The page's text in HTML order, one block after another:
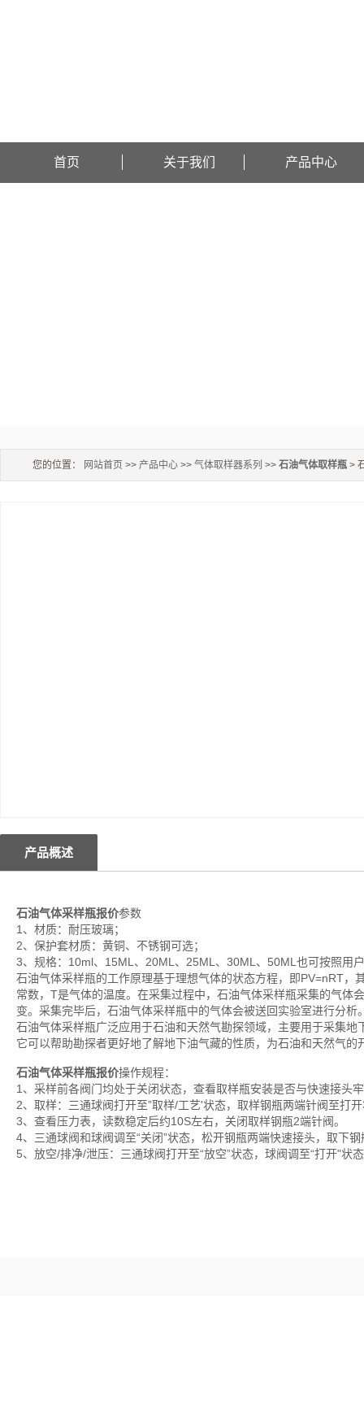
首页 关于我们 产品中心
您的位置： 网站首页 >> 产品中心 >> 气体取样器系列 >> 石油气体取样瓶 >
产品概述
石油气体采样瓶报价参数
1、材质：耐压玻璃；
2、保护套材质：黄铜、不锈钢可选；
3、规格：10ml、15ML、20ML、25ML、30ML、50ML也可按照用
石油气体采样瓶的工作原理基于理想气体的状态方程，即PV=nRT
常数，T是气体的温度。在采集过程中，石油气体采样瓶采集的气体
变。采集完毕后，石油气体采样瓶中的气体会被送回实验室进行分析
石油气体采样瓶广泛应用于石油和天然气勘探领域，主要用于采集
它可以帮助勘探者更好地了解地下油气藏的性质，为石油和天然气的
石油气体采样瓶报价操作规程：
1、采样前各阀门均处于关闭状态，查看取样瓶安装是否与快速接头
2、取样：三通球阀打开至”取样/工艺'状态，取样钢瓶两端针阀至打
3、查看压力表，读数稳定后约10S左右，关闭取样钢瓶2端针阀。
4、三通球阀和球阀调至“关闭”状态，松开钢瓶两端快速接头，取下
5、放空/排净/泄压：三通球阀打开至“放空”状态，球阀调至“打开"